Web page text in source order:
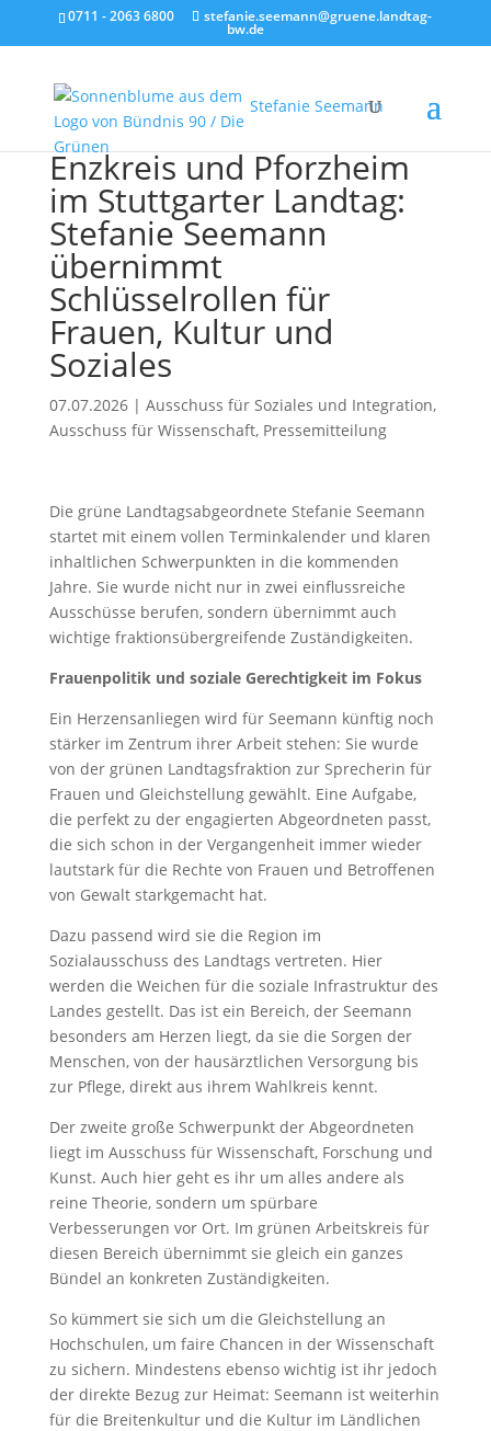
0711 - 2063 6800 stefanie.seemann@gruene.landtag-
bw.de
Stefanie Seemann
Enzkreis und Pforzheim
im Stuttgarter Landtag:
Stefanie Seemann
übernimmt
Schlüsselrollen für
Frauen, Kultur und
Soziales
07.07.2026| Ausschuss für Soziales und Integration,
Ausschuss für Wissenschaft, Pressemitteilung
Die grüne Landtagsabgeordnete Stefanie Seemann
startet mit einem vollen Terminkalender und klaren
inhaltlichen Schwerpunkten in die kommenden
Jahre. Sie wurde nicht nur in zwei einflussreiche
Ausschüsse berufen, sondern übernimmt auch
wichtige fraktionsübergreifende Zuständigkeiten.
Frauenpolitik und soziale Gerechtigkeit im Fokus
Ein Herzensanliegen wird für Seemann künftig noch
stärker im Zentrum ihrer Arbeit stehen: Sie wurde
von der grünen Landtagsfraktion zur Sprecherin für
Frauen und Gleichstellung gewählt. Eine Aufgabe,
die perfekt zu der engagierten Abgeordneten passt,
die sich schon in der Vergangenheit immer wieder
lautstark für die Rechte von Frauen und Betroffenen
von Gewalt starkgemacht hat.
Dazu passend wird sie die Region im
Sozialausschuss des Landtags vertreten. Hier
werden die Weichen für die soziale Infrastruktur des
Landes gestellt. Das ist ein Bereich, der Seemann
besonders am Herzen liegt, da sie die Sorgen der
Menschen, von der hausärztlichen Versorgung bis
zur Pflege, direkt aus ihrem Wahlkreis kennt.
Der zweite große Schwerpunkt der Abgeordneten
liegt im Ausschuss für Wissenschaft, Forschung und
Kunst. Auch hier geht es ihr um alles andere als
reine Theorie, sondern um spürbare
Verbesserungen vor Ort. Im grünen Arbeitskreis für
diesen Bereich übernimmt sie gleich ein ganzes
Bündel an konkreten Zuständigkeiten.
So kümmert sie sich um die Gleichstellung an
Hochschulen, um faire Chancen in der Wissenschaft
zu sichern. Mindestens ebenso wichtig ist ihr jedoch
der direkte Bezug zur Heimat: Seemann ist weiterhin
für die Breitenkultur und die Kultur im Ländlichen